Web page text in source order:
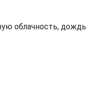
облачность, дождь